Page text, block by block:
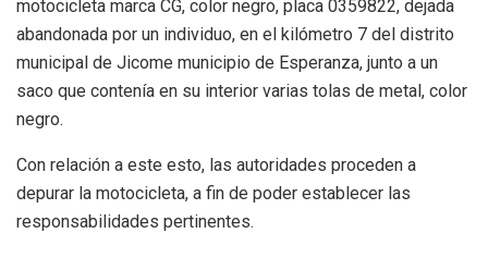
motocicleta marca CG, color negro, placa 0359822, dejada
abandonada por un individuo, en el kilómetro 7 del distrito
municipal de Jicome municipio de Esperanza, junto a un
saco que contenía en su interior varias tolas de metal, color
negro.
Con relación a este esto, las autoridades proceden a
depurar la motocicleta, a fin de poder establecer las
responsabilidades pertinentes.